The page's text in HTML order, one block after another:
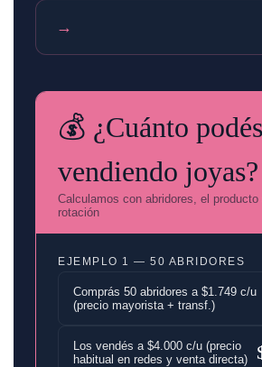
→
💰 ¿Cuánto
vendiendo joyas?
Calculamos con abridores, el producto
rotación
EJEMPLO 1 — 50 ABRIDORES
Comprás 50 abridores a $1.749 c/u
(precio mayorista + transf.)
Los vendés a $4.000 c/u (precio
habitual en redes y venta directa)